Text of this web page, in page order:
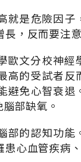
就是危險因
，反而要注
歐文分校神
高的受試者
避免心智衰
部缺氧。
部的認知功
心血管疾病